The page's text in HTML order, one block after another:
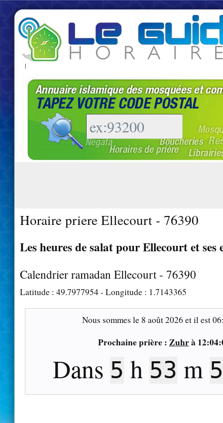
|
Horaire priere Ellecourt - 76390
Les heures de salat pour Ellecourt et ses
Calendrier ramadan Ellecourt - 76390
Latitude : 49.7977954- Longitude : 1.7143365
Nous sommes le 8 août 2026 et il est
Prochaine prière : Zuhrà
Dans 5 h 53 m